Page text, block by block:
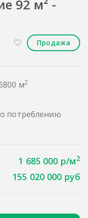
92 м² -
Продажа
м2
потреблению
1 685 000 р/м2
155 020 000 руб